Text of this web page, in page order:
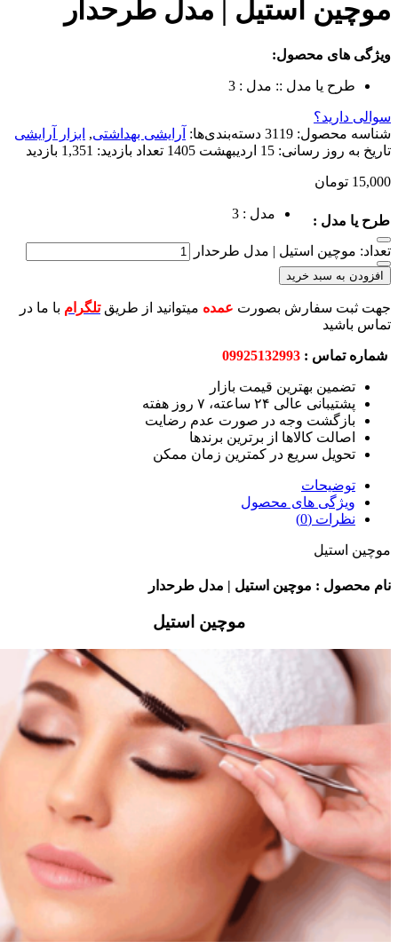
استیل | مدل طرحدار
محصول:
مدل :: مدل : 3
3119 دسته‌بندی‌ها:آرایشی بهداشتی,ابزار آرایشی
رسانی: 15 اردیبهشت 1405 تعداد بازدید: 1,351 بازدید
: مدل : 3
استیل | مدل طرحدار
خرید
بصورت عمدهمیتوانید از طریق تلگرام با ما در
:
09925132993
بهترین قیمت بازار
۲۴ ساعته، ۷ روز هفته
وجه در صورت عدم رضایت
کالاها از برترین برندها
سریع در کمترین زمان ممکن
های محصول
: موچین استیل | مدل طرحدار
موچین استیل